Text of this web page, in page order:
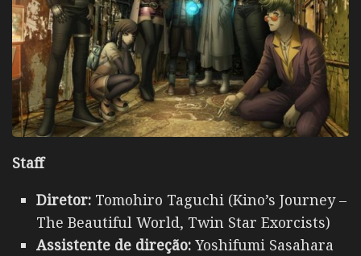
Staff
Diretor: Tomohiro Taguchi (Kino’s Journey –
The Beautiful World, Twin Star Exorcists)
Assistente de direção: Yoshifumi Sasahara